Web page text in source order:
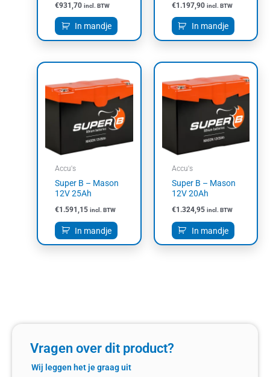
€931,70 incl. BTW
In mandje
€1.197,90 incl. BTW
In mandje
Accu's
Super B – Mason
12V 25Ah
€1.591,15 incl. BTW
In mandje
Accu's
Super B – Mason
12V 20Ah
€1.324,95 incl. BTW
In mandje
Vragen over dit product?
Wij leggen het je graag uit